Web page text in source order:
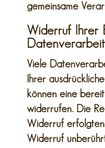
gemeinsame
Widerruf Ihrer
Viele
Ihrer
können eine
widerrufen. Die
Widerruf
Widerruf